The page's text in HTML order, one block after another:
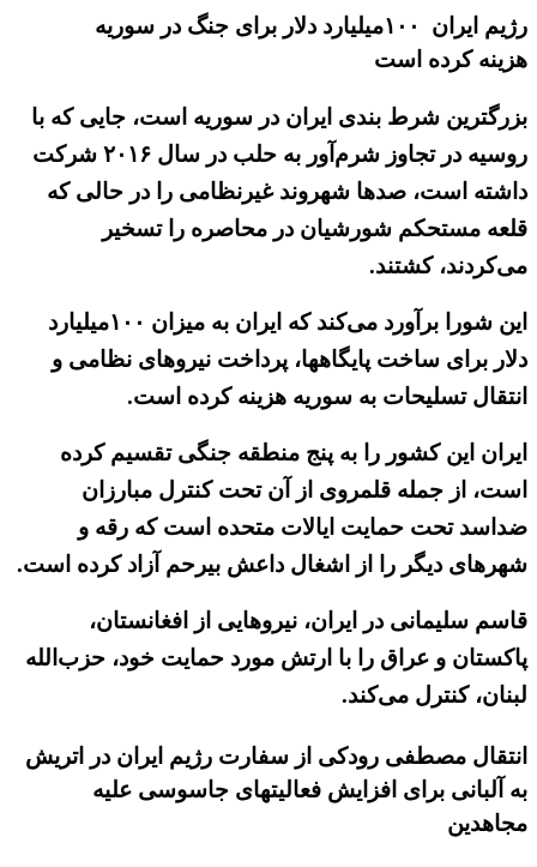
رژیم ایران ۱۰۰میلیارد دلار برای جنگ در سوریه
هزینه کرده است
بزرگترین شرط بندی ایران در سوریه است، جایی که با
روسیه در تجاوز شرم‌آور به حلب در سال ۲۰۱۶ شرکت
داشته است، صدها شهروند غیرنظامی را در حالی که
قلعه مستحکم شورشیان در محاصره را تسخیر
می‌کردند، کشتند.
این شورا برآورد می‌کند که ایران به میزان ۱۰۰میلیارد
دلار برای ساخت پایگاهها، پرداخت نیروهای نظامی و
انتقال تسلیحات به سوریه هزینه کرده است.
ایران این کشور را به پنج منطقه جنگی تقسیم کرده
است، از جمله قلمروی از آن تحت کنترل مبارزان
ضداسد تحت حمایت ایالات متحده است که رقه و
شهرهای دیگر را از اشغال داعش بیرحم آزاد کرده است.
قاسم سلیمانی در ایران، نیروهایی از افغانستان،
پاکستان و عراق را با ارتش مورد حمایت خود، حزب‌الله
لبنان، کنترل می‌کند.
انتقال مصطفی رودکی از سفارت رژیم ایران در اتریش
به آلبانی برای افزایش فعالیتهای جاسوسی علیه
مجاهدین